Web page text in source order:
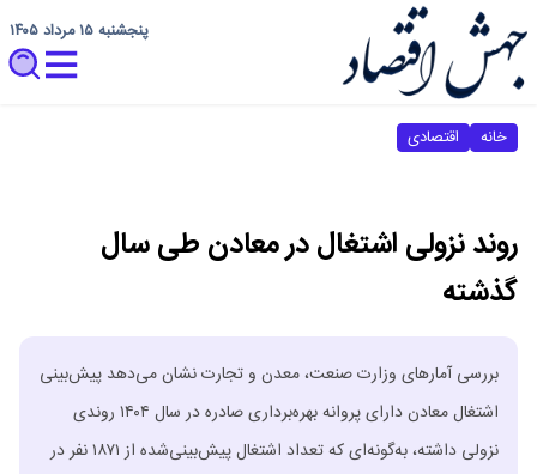
پنجشنبه ۱۵ مرداد ۱۴۰۵
خانه اقتصادی
روند نزولی اشتغال در معادن طی سال
گذشته
بررسی آمارهای وزارت صنعت، معدن و تجارت نشان می‌دهد پیش‌بینی
اشتغال معادن دارای پروانه بهره‌برداری صادره در سال ۱۴۰۴ روندی
نزولی داشته، به‌گونه‌ای که تعداد اشتغال پیش‌بینی‌شده از ۱۸۷۱ نفر در